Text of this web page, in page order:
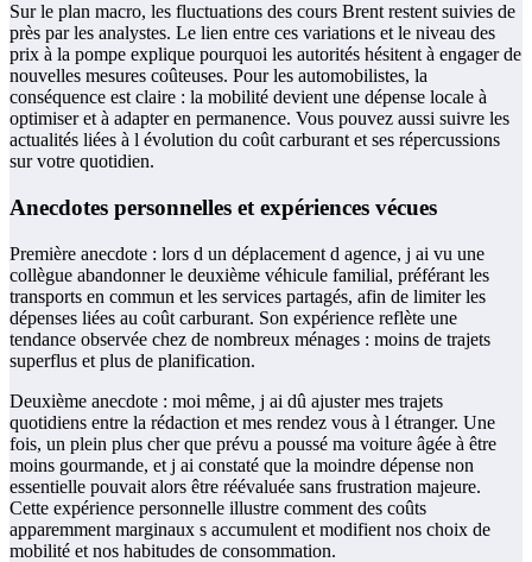
Sur le plan macro, les fluctuations des cours Brent restent suivies de
près par les analystes. Le lien entre ces variations et le niveau des
prix à la pompe explique pourquoi les autorités hésitent à engager de
nouvelles mesures coûteuses. Pour les automobilistes, la
conséquence est claire : la mobilité devient une dépense locale à
optimiser et à adapter en permanence. Vous pouvez aussi suivre les
actualités liées à l évolution du coût carburant et ses répercussions
sur votre quotidien.
Anecdotes personnelles et expériences vécues
Première anecdote : lors d un déplacement d agence, j ai vu une
collègue abandonner le deuxième véhicule familial, préférant les
transports en commun et les services partagés, afin de limiter les
dépenses liées au coût carburant. Son expérience reflète une
tendance observée chez de nombreux ménages : moins de trajets
superflus et plus de planification.
Deuxième anecdote : moi même, j ai dû ajuster mes trajets
quotidiens entre la rédaction et mes rendez vous à l étranger. Une
fois, un plein plus cher que prévu a poussé ma voiture âgée à être
moins gourmande, et j ai constaté que la moindre dépense non
essentielle pouvait alors être réévaluée sans frustration majeure.
Cette expérience personnelle illustre comment des coûts
apparemment marginaux s accumulent et modifient nos choix de
mobilité et nos habitudes de consommation.